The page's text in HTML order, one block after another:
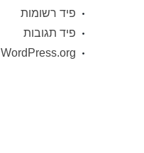
פיד רשומות
פיד תגובות
WordPress.org